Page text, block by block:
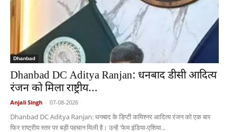
Dhanbad
Dhanbad DC Aditya Ranjan: धनबाद डीसी आदित्य
रंजन को मिला राष्ट्रीय...
Anjali Singh - 07-08-2026
Dhanbad DC Aditya Ranjan: धनबाद के डिप्टी कमिश्नर आदित्य रंजन को एक बार
फिर राष्ट्रीय स्तर पर बड़ी पहचान मिली है। उन्हें 'फेम इंडिया-एशिया...